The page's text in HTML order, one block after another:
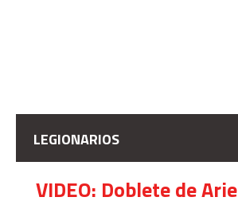
LEGIONARIOS
VIDEO: Doblete de